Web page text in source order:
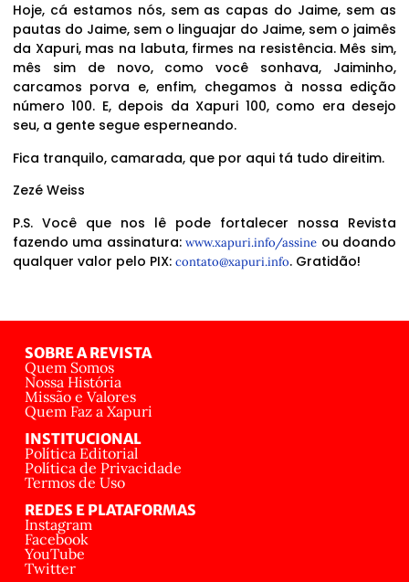
Hoje, cá estamos nós, sem as capas do Jaime, sem as
pautas do Jaime, sem o linguajar do Jaime, sem o jaimês
da Xapuri, mas na labuta, firmes na resistência. Mês sim,
mês sim de novo, como você sonhava, Jaiminho,
carcamos porva e, enfim, chegamos à nossa edição
número 100. E, depois da Xapuri 100, como era desejo
seu, a gente segue esperneando.
Fica tranquilo, camarada, que por aqui tá tudo direitim.
Zezé Weiss
P.S. Você que nos lê pode fortalecer nossa Revista
fazendo uma assinatura:www.xapuri.info/assine ou doando
qualquer valor pelo PIX: contato@xapuri.info. Gratidão!
SOBRE A REVISTA
Quem Somos
Nossa História
Missão e Valores
Quem Faz a Xapuri
INSTITUCIONAL
Política Editorial
Política de Privacidade
Termos de Uso
REDES E PLATAFORMAS
Instagram
Facebook
YouTube
Twitter